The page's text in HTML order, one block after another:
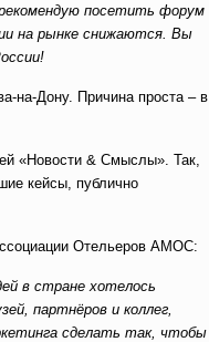
посетить форум
на рынке снижаются. Вы
на-Дону. Причина проста – в
«Новости & Смыслы». Так,
кейсы, публично
Отельеров АМОС:
в стране хотелось
партнёров и коллег,
сделать так, чтобы